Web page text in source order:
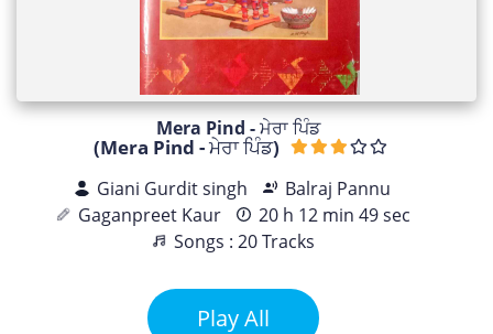
Mera Pind - ਮੇਰਾ ਪਿੰਡ
(Mera Pind - ਮੇਰਾ ਪਿੰਡ)
Giani Gurdit singh
Balraj Pannu
Gaganpreet Kaur
20 h 12 min 49 sec
Songs : 20 Tracks
Play All